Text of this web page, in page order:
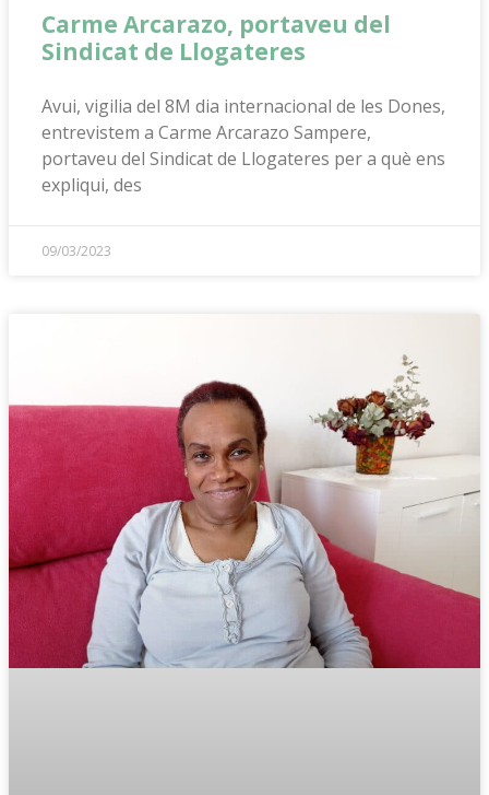
Carme Arcarazo, portaveu del
Sindicat de Llogateres
Avui, vigilia del 8M dia internacional de les Dones,
entrevistem a Carme Arcarazo Sampere,
portaveu del Sindicat de Llogateres per a què ens
expliqui, des
09/03/2023